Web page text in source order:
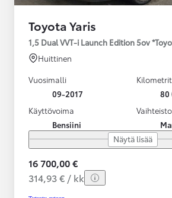
Toyota Yaris
1,5 Dual VVT-i Launch Edition 5ov
Huittinen
Vuosimalli
09-2017
Kilometrit
80
Käyttövoima
Bensiini
Vaihteisto
Näytä lisää
16 700,00 €
314,93 € / kk